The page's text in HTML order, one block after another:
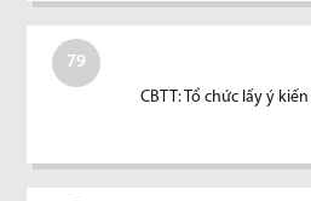
79
CBTT: Tổ chức lấy ý